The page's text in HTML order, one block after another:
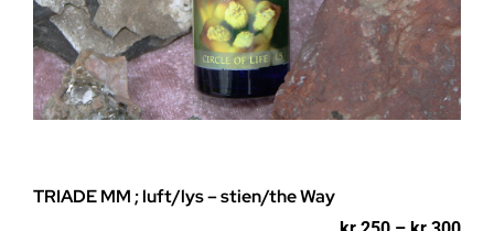
TRIADE MM ; luft/lys – stien/the Way